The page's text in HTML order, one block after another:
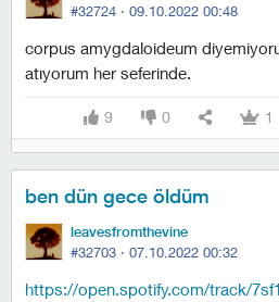
#32724 · 09.10.2022 00:48
corpus amygdaloideum
atıyorum her seferinde.
9 0 1
ben dün gece öldüm
leavesfromthevine
#32703 · 07.10.2022 00:32
https://open.spotify.com/track/